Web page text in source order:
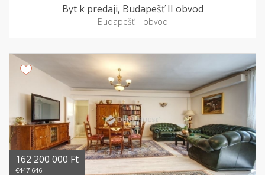
Byt k predaji, Budapešť II obvod
Budapešť II obvod
162 200 000 Ft
€447 646